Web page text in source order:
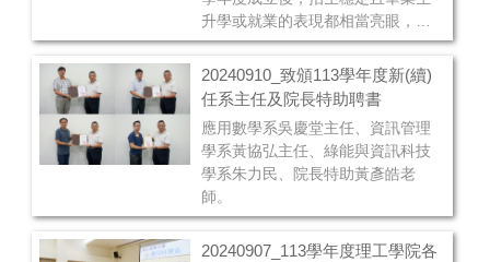
升學或就業的表現都相當亮眼，因
此向教育部申請成立為學系，於113
學年度正式由學程轉型為學系，並
持續往綠色能源及資訊科技之整合
應用進行人才培育。
20240910_致頒113學年度新(續)
任系主任及院長特助聘書
應用數學系吳慶堂主任、資訊管理
學系黃協弘主任、綠能與資訊科技
學系朱力民、院長特助黃彥皓老
師。
20240907_113學年度理工學院各